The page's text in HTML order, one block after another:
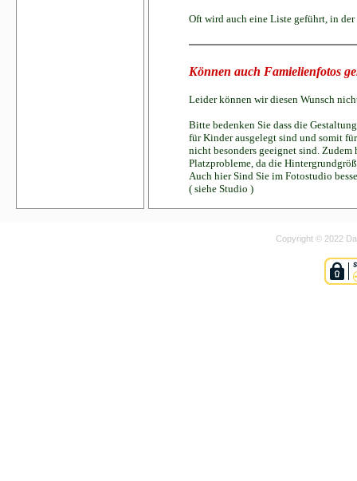
Oft wird auch eine Liste geführt, in
Können auch Famielienfotos
Leider können wir diesen Wunsch
Bitte bedenken Sie dass die
für Kinder ausgelegt sind und somit
nicht besonders geeignet sind. Zudem
Platzprobleme, da die
Auch hier Sind Sie im Fotostudio
( siehe Studio )
Copyright © 2022